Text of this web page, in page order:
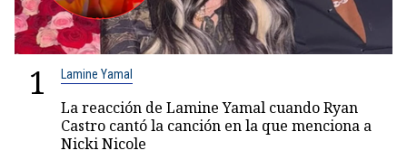
1 Lamine Yamal
La reacción de Lamine Yamal cuando Ryan
Castro cantó la canción en la que menciona a
Nicki Nicole